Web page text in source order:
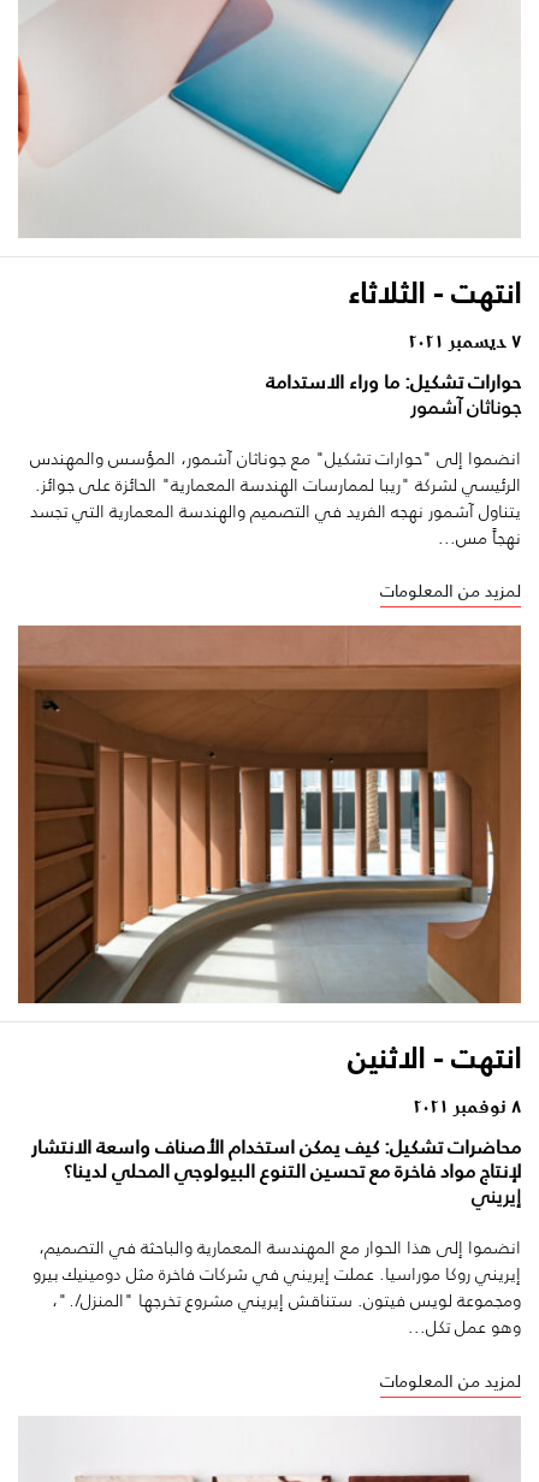
انتهت - الثلاثاء
٧ ديسمبر ٢٠٢١
حوارات تشكيل: ما وراء الاستدامة
جوناثان آشمور
انضموا إلى "حوارات تشكيل" مع جوناثان آشمور، المؤسس والمهندس
الرئيسي لشركة "ريبا لممارسات الهندسة المعمارية" الحائزة على جوائز.
يتناول آشمور نهجه الفريد في التصميم والهندسة المعمارية التي تجسد
نهجاً مس...
لمزيد من المعلومات
انتهت - الاثنين
٨ نوفمبر ٢٠٢١
محاضرات تشكيل: كيف يمكن استخدام الأصناف واسعة الانتشار
لإنتاج مواد فاخرة مع تحسين التنوع البيولوجي المحلي لدينا؟
إيريني
انضموا إلى هذا الحوار مع المهندسة المعمارية والباحثة في التصميم،
إيريني روكا موراسيا. عملت إيريني في شركات فاخرة مثل دومينيك بيرو
ومجموعة لويس فيتون. ستناقش إيريني مشروع تخرجها "المنزل/٠"،
وهو عمل تكل...
لمزيد من المعلومات